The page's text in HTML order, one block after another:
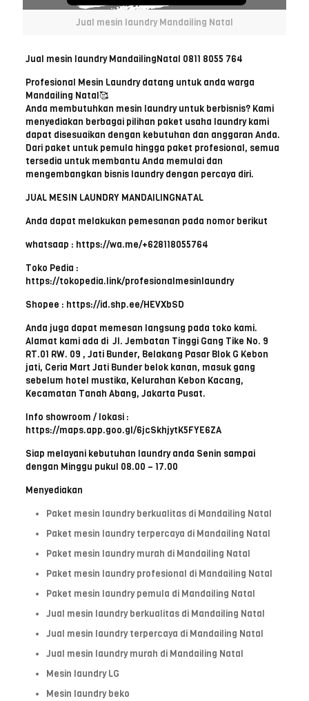
Jual mesin laundry Mandailing Natal
Jual mesin laundry MandailingNatal 0811 8055 764
Profesional Mesin Laundry datang untuk anda warga
Mandailing Natal🥰
Anda membutuhkan mesin laundry untuk berbisnis? Kami
menyediakan berbagai pilihan paket usaha laundry kami
dapat disesuaikan dengan kebutuhan dan anggaran Anda.
Dari paket untuk pemula hingga paket profesional, semua
tersedia untuk membantu Anda memulai dan
mengembangkan bisnis laundry dengan percaya diri.
JUAL MESIN LAUNDRY MANDAILINGNATAL
Anda dapat melakukan pemesanan pada nomor berikut
whatsaap : https://wa.me/+628118055764
Toko Pedia :
https://tokopedia.link/profesionalmesinlaundry
Shopee : https://id.shp.ee/HEVXbSD
Anda juga dapat memesan langsung pada toko kami.
Alamat kami ada di Jl. Jembatan Tinggi Gang Tike No. 9
RT.01 RW. 09 , Jati Bunder, Belakang Pasar Blok G Kebon
jati, Ceria Mart Jati Bunder belok kanan, masuk gang
sebelum hotel mustika, Kelurahan Kebon Kacang,
Kecamatan Tanah Abang, Jakarta Pusat.
Info showroom / lokasi :
https://maps.app.goo.gl/6jcSkhjytK5FYE6ZA
Siap melayani kebutuhan laundry anda Senin sampai
dengan Minggu pukul 08.00 – 17.00
Menyediakan
Paket mesin laundry berkualitas di Mandailing Natal
Paket mesin laundry terpercaya di Mandailing Natal
Paket mesin laundry murah di Mandailing Natal
Paket mesin laundry profesional di Mandailing Natal
Paket mesin laundry pemula di Mandailing Natal
Jual mesin laundry berkualitas di Mandailing Natal
Jual mesin laundry terpercaya di Mandailing Natal
Jual mesin laundry murah di Mandailing Natal
Mesin laundry LG
Mesin laundry beko